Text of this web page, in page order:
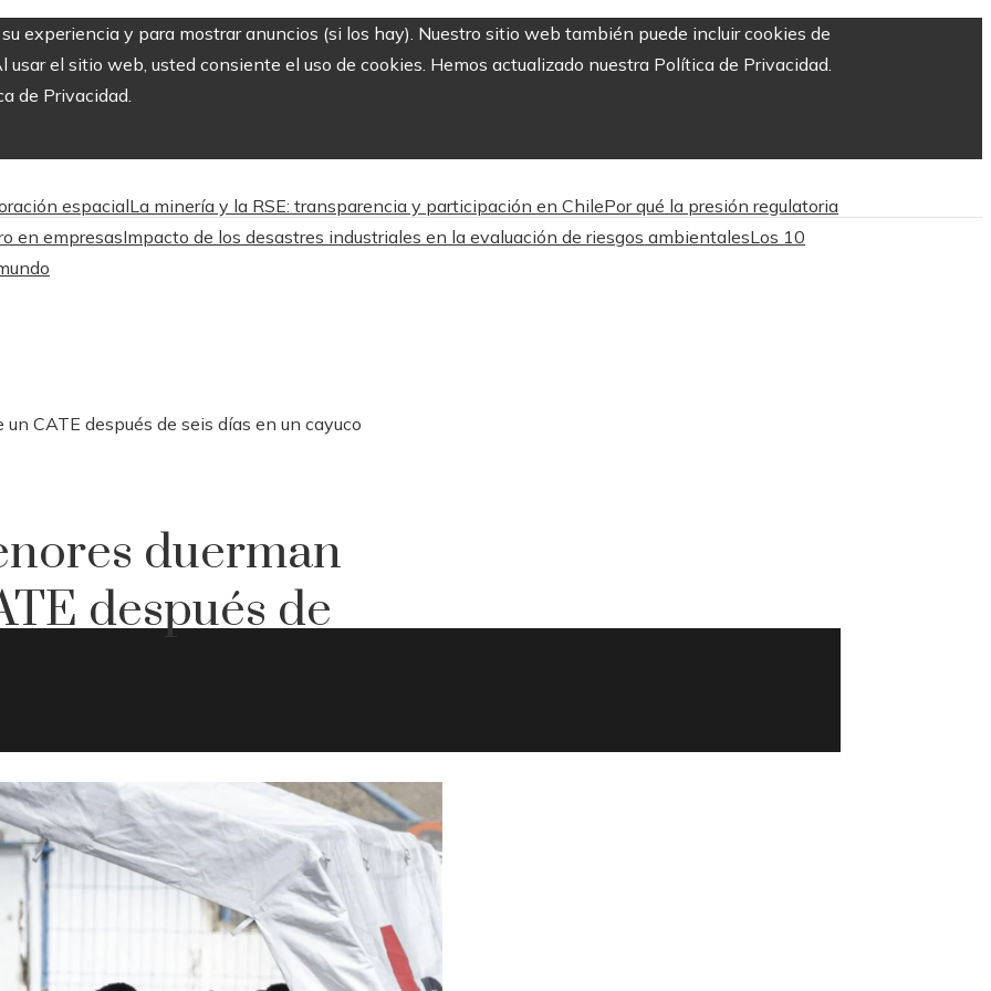
experiencia y para mostrar anuncios (si los hay). Nuestro sitio web también puede incluir cookies de
el sitio web, usted consiente el uso de cookies. Hemos actualizado nuestra Política de Privacidad.
de Privacidad.
espacialLa minería y la RSE: transparencia y participación en ChilePor qué la presión regulatoria
en empresasImpacto de los desastres industriales en la evaluación de riesgos ambientalesLos 10
CATE después de seis días en un cayuco
duerman
después de